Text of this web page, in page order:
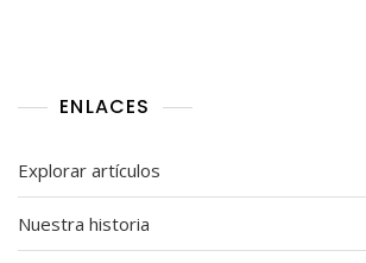
ENLACES
Explorar artículos
Nuestra historia